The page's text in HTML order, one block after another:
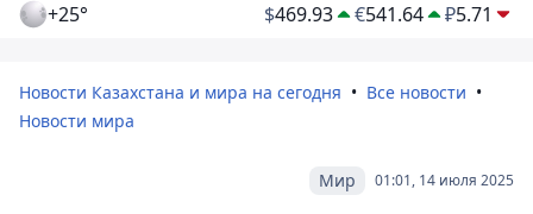
+25° $469.93 €541.64 ₽5.71
Новости Казахстана и мира на сегодня
Все новости
Новости мира
01:01, 14 июля 2025
Мир